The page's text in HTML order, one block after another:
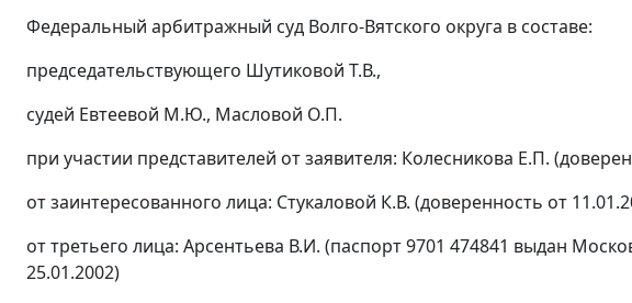
Федеральный арбитражный суд Волго-Вятского округа в составе:
председательствующего Шутиковой Т.В.,
судей Евтеевой М.Ю., Масловой О.П.
при участии представителей от заявителя: Колесникова Е.П.
от заинтересованного лица: Стукаловой К.В. (доверенность от
от третьего лица: Арсентьева В.И. (паспорт 9701 474841 выдан
25.01.2002)